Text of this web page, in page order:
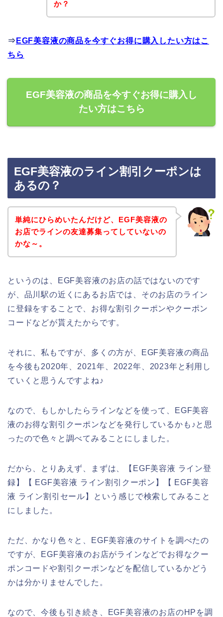
か？
⇒ EGF美容液の商品を今すぐお得に購入したい方はこ
ちら
EGF美容液の商品を今すぐお得に購入し
たい方はこちら
EGF美容液のライン割引クーポンは
あるの？
単純にひらめいたんだけど、EGF美容液の
お店でラインの友達募集ってしていないの
かな～。
というのは、EGF美容液のお店の話ではないのです
が、品川駅の近くにあるお店では、そのお店のライン
に登録をすることで、お得な割引クーポンやクーポン
コードなどが貰えたからです。
それに、私もですが、多くの方が、EGF美容液の商品
を今後も2020年、2021年、2022年、2023年と利用し
ていくと思うんですよね♪
なので、もしかしたらラインなどを使って、EGF美容
液のお得な割引クーポンなどを発行しているかも♪と思
ったので色々と調べてみることにしました。
だから、とりあえず、まずは、【EGF美容液 ライン登
録】【 EGF美容液 ライン割引クーポン】【 EGF美容
液 ライン割引セール】という感じで検索してみること
にしました。
ただ、かなり色々と、EGF美容液のサイトを調べたの
ですが、EGF美容液のお店がラインなどでお得なクー
ポンコードや割引クーポンなどを配信しているかどう
かは分かりませんでした。
なので、今後も引き続き、EGF美容液のお店のHPを調